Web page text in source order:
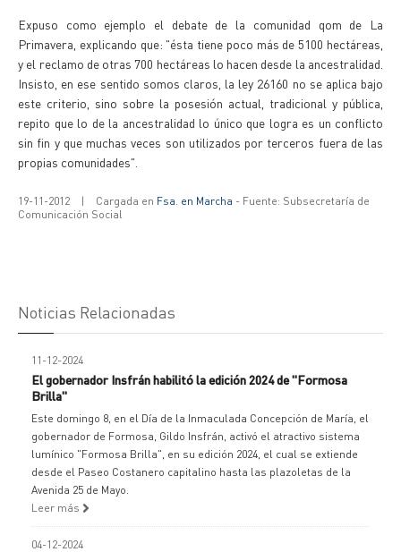
Expuso como ejemplo el debate de la comunidad qom de La
Primavera, explicando que: "ésta tiene poco más de 5100 hectáreas,
y el reclamo de otras 700 hectáreas lo hacen desde la ancestralidad.
Insisto, en ese sentido somos claros, la ley 26160 no se aplica bajo
este criterio, sino sobre la posesión actual, tradicional y pública,
repito que lo de la ancestralidad lo único que logra es un conflicto
sin fin y que muchas veces son utilizados por terceros fuera de las
propias comunidades".
19-11-2012 | Cargada en Fsa. en Marcha - Fuente: Subsecretaría de
Comunicación Social
Noticias Relacionadas
11-12-2024
El gobernador Insfrán habilitó la edición 2024 de "Formosa
Brilla"
Este domingo 8, en el Día de la Inmaculada Concepción de María, el
gobernador de Formosa, Gildo Insfrán, activó el atractivo sistema
lumínico "Formosa Brilla", en su edición 2024, el cual se extiende
desde el Paseo Costanero capitalino hasta las plazoletas de la
Avenida 25 de Mayo.
Leer más
04-12-2024